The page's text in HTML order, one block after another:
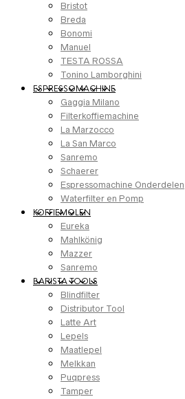
Bristot
Breda
Bonomi
Manuel
TESTA ROSSA
Tonino Lamborghini
ESPRESSOMACHINE
Gaggia Milano
Filterkoffiemachine
La Marzocco
La San Marco
Sanremo
Schaerer
Espressomachine Onderdelen
Waterfilter en Pomp
KOFFIEMOLEN
Eureka
Mahlkönig
Mazzer
Sanremo
BARISTA TOOLS
Blindfilter
Distributor Tool
Latte Art
Lepels
Maatlepel
Melkkan
Puqpress
Tamper